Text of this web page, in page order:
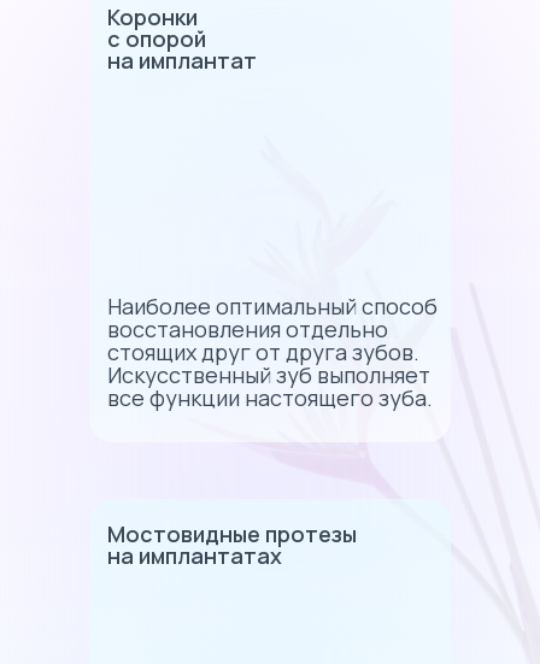
Наиболее оптимальный способ
восстановления отдельно
стоящих друг от друга зубов.
Искусственный зуб выполняет
все функции настоящего зуба.
Коронки
с опорой
на имплантат
Мостовидные протезы
на имплантатах